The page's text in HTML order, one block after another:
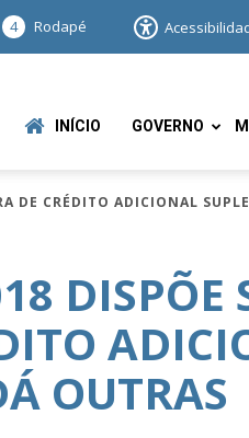
4 Rodapé
INÍCIO GOVERNO
CRÉDITO ADICIONAL
DISPÕE
OUTRAS